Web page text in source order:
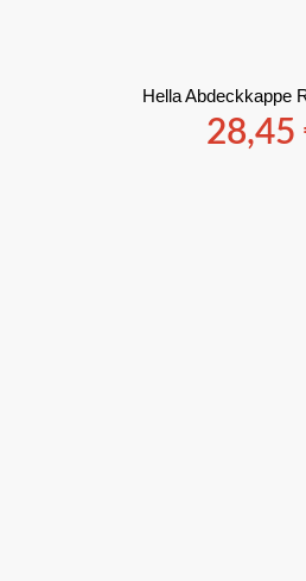
Hella Abdeckkappe
28,45